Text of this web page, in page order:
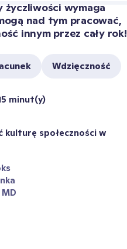
wymaga
nad tym pracować,
innym przez cały rok!
Wdzięczność
minut(y)
kulturę społeczności w